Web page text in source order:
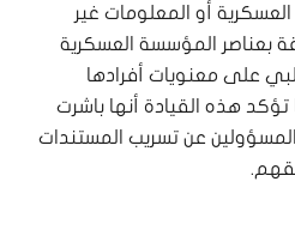
أو المعلومات غير
بعناصر المؤسسة العسكرية
على معنويات أفرادها
هذه القيادة أنها باشرت
المسؤولين عن تسريب المستندات